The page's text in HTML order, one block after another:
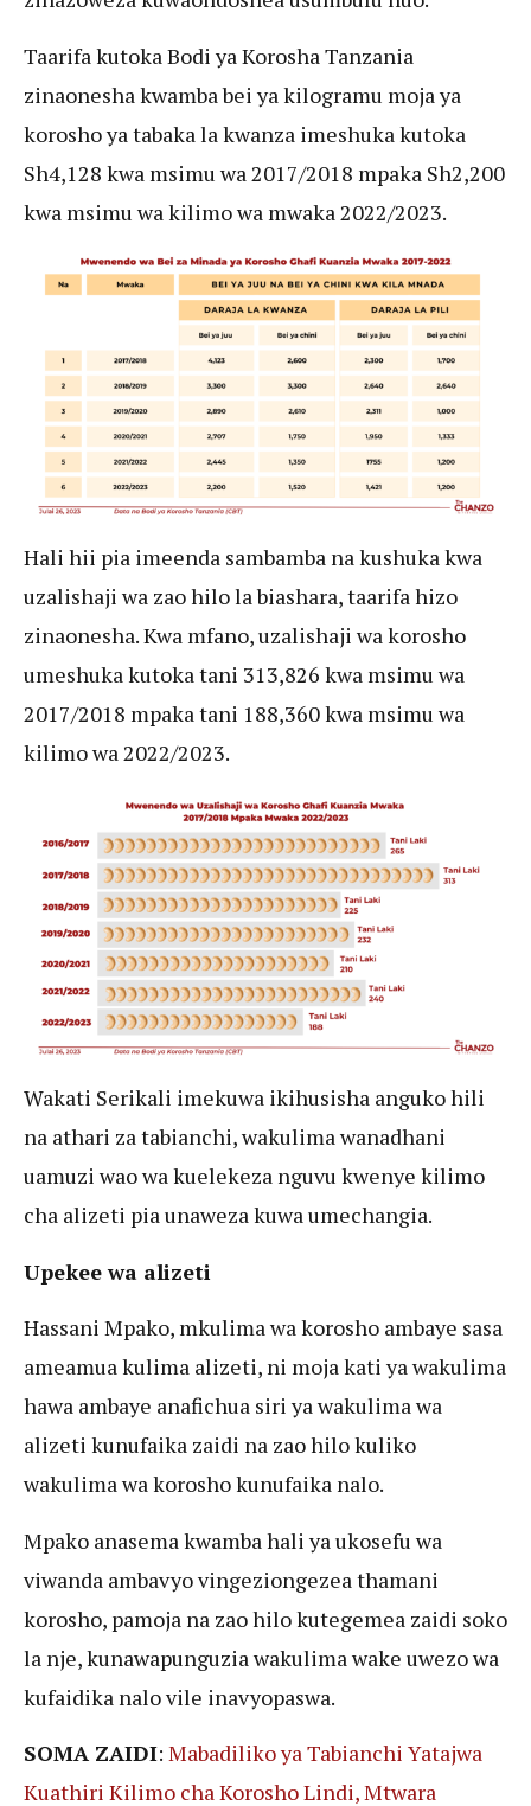
Taarifa kutoka Bodi ya Korosha Tanzania
zinaonesha kwamba bei ya kilogramu moja ya
korosho ya tabaka la kwanza imeshuka kutoka
Sh4,128 kwa msimu wa 2017/2018 mpaka Sh2,200
kwa msimu wa kilimo wa mwaka 2022/2023.
Hali hii pia imeenda sambamba na kushuka kwa
uzalishaji wa zao hilo la biashara, taarifa hizo
zinaonesha. Kwa mfano, uzalishaji wa korosho
umeshuka kutoka tani 313,826 kwa msimu wa
2017/2018 mpaka tani 188,360 kwa msimu wa
kilimo wa 2022/2023.
Wakati Serikali imekuwa ikihusisha anguko hili
na athari za tabianchi, wakulima wanadhani
uamuzi wao wa kuelekeza nguvu kwenye kilimo
cha alizeti pia unaweza kuwa umechangia.
Upekee wa alizeti
Hassani Mpako, mkulima wa korosho ambaye sasa
ameamua kulima alizeti, ni moja kati ya wakulima
hawa ambaye anafichua siri ya wakulima wa
alizeti kunufaika zaidi na zao hilo kuliko
wakulima wa korosho kunufaika nalo.
Mpako anasema kwamba hali ya ukosefu wa
viwanda ambavyo vingeziongezea thamani
korosho, pamoja na zao hilo kutegemea zaidi soko
la nje, kunawapunguzia wakulima wake uwezo wa
kufaidika nalo vile inavyopaswa.
SOMA ZAIDI: Mabadiliko ya Tabianchi Yatajwa
Kuathiri Kilimo cha Korosho Lindi, Mtwara